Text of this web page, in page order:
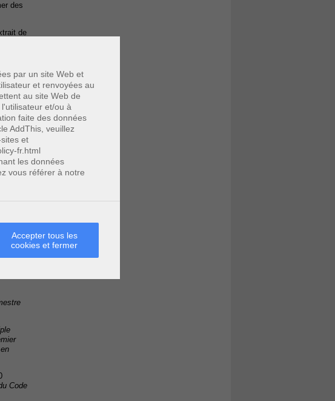
par un site Web et
et renvoyées au
au site Web de
et/ou à
faite des données
AddThis, veuillez
et
fr.html
les données
vous référer à notre
Accepter tous les
cookies et fermer
des
de
des
au
taux
par
coûts,
Code